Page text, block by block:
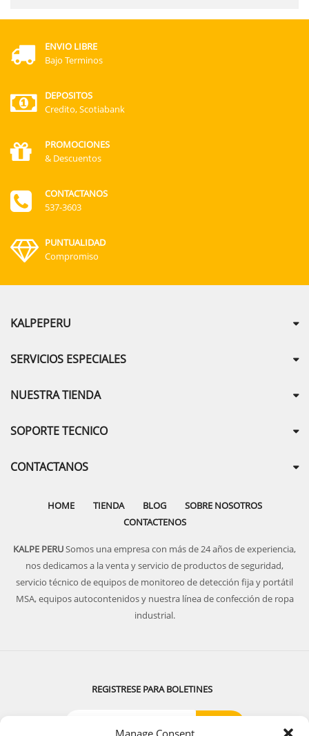
Manage Consent
ENVIO LIBRE
Bajo Terminos
DEPOSITOS
Credito, Scotiabank
PROMOCIONES
& Descuentos
CONTACTANOS
537-3603
PUNTUALIDAD
Compromiso
KALPEPERU
SERVICIOS ESPECIALES
NUESTRA TIENDA
SOPORTE TECNICO
CONTACTANOS
HOME TIENDA BLOG
SOBRE NOSOTROS
CONTACTENOS
KALPE PERUSomos una empresa con más de 24 años de experiencia,
nos dedicamos a la venta y servicio de productos de seguridad,
servicio técnico de equipos de monitoreo de detección fija y portátil
MSA, equipos autocontenidos y nuestra línea de confección de ropa
industrial.
REGISTRESE PARA BOLETINES